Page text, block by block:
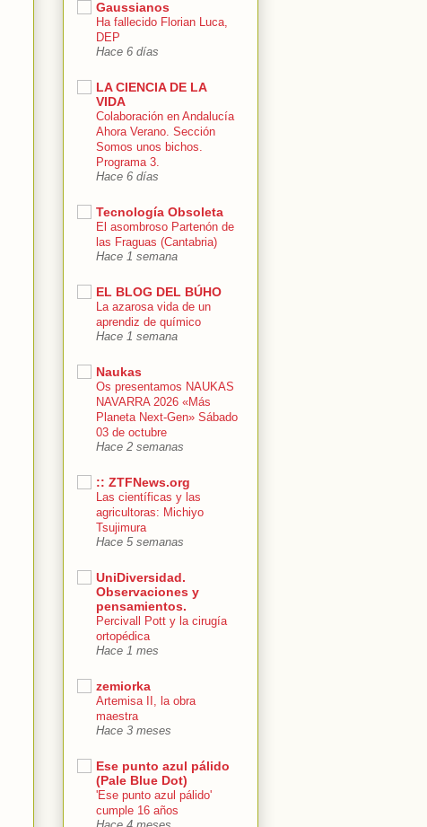
Gaussianos
Ha fallecido Florian Luca,
DEP
Hace 6 días
LA CIENCIA DE LA
VIDA
Colaboración en Andalucía
Ahora Verano. Sección
Somos unos bichos.
Programa 3.
Hace 6 días
Tecnología Obsoleta
El asombroso Partenón de
las Fraguas (Cantabria)
Hace 1 semana
EL BLOG DEL BÚHO
La azarosa vida de un
aprendiz de químico
Hace 1 semana
Naukas
Os presentamos NAUKAS
NAVARRA 2026 «Más
Planeta Next-Gen» Sábado
03 de octubre
Hace 2 semanas
:: ZTFNews.org
Las científicas y las
agricultoras: Michiyo
Tsujimura
Hace 5 semanas
UniDiversidad.
Observaciones y
pensamientos.
Percivall Pott y la cirugía
ortopédica
Hace 1 mes
zemiorka
Artemisa II, la obra
maestra
Hace 3 meses
Ese punto azul pálido
(Pale Blue Dot)
'Ese punto azul pálido'
cumple 16 años